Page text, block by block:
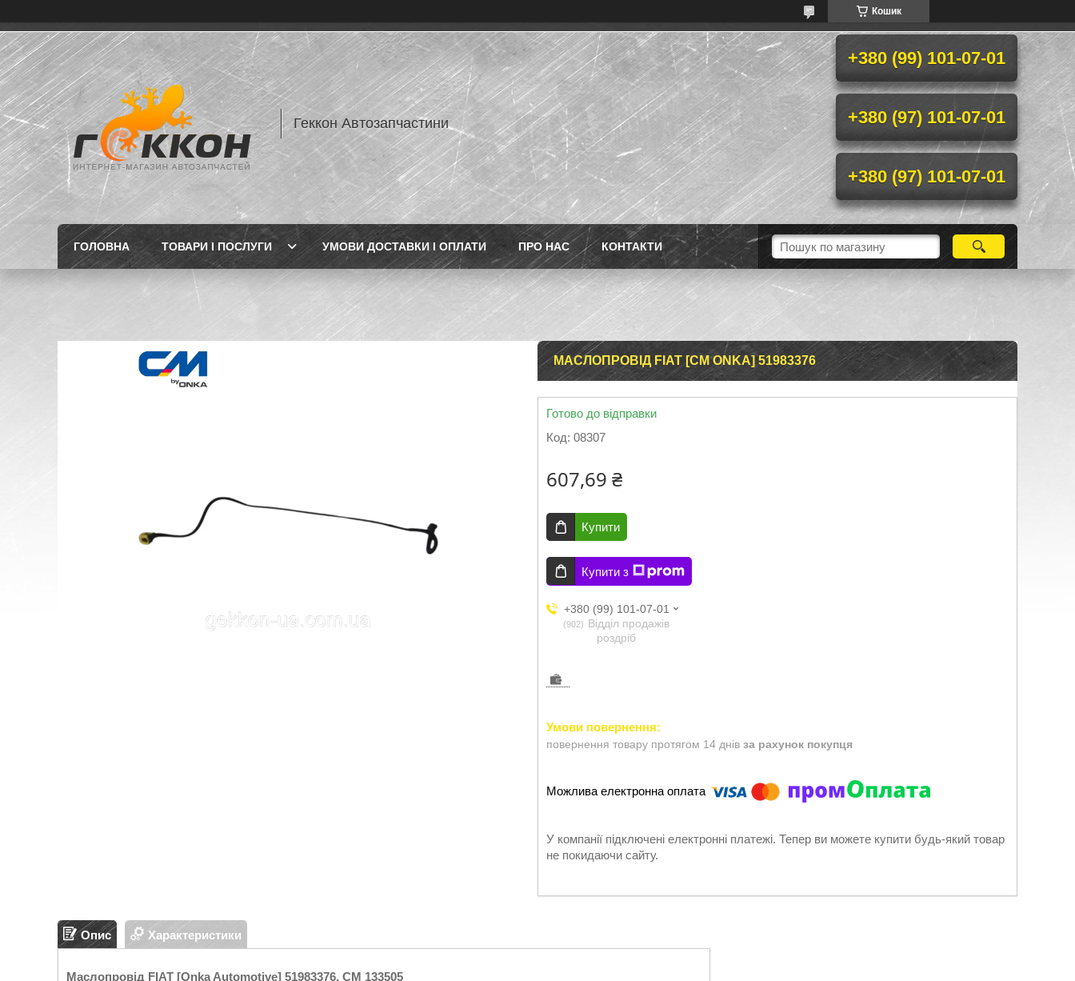
Кошик
Геккон Автозапчастини
+380 (99) 101-07-01
+380 (97) 101-07-01
+380 (97) 101-07-01
ГОЛОВНА ТОВАРИ І ПОСЛУГИ УМОВИ ДОСТАВКИ І ОПЛАТИ ПРО НАС КОНТАКТИ
МАСЛОПРОВІД FIAT [СМ ONKA] 51983376
Готово до відправки
Код: 08307
607,69 ₴
Купити
Купити з
+380 (99) 101-07-01
902
Відділ продажів
роздріб
повернення товару протягом 14 днів за рахунок покупця
У компанії підключені електронні платежі. Тепер ви можете купити будь-який товар
не покидаючи сайту.
Опис Характеристики
Маслопровід FIAT [Onka Automotive] 51983376, CM 133505